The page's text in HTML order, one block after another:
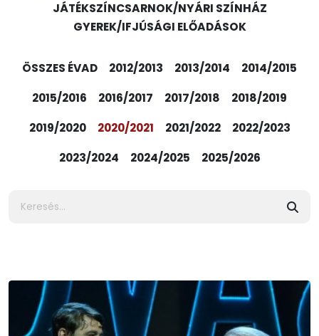
JÁTÉKSZÍNCSARNOK/NYÁRI SZÍNHÁZ
GYEREK/IFJÚSÁGI ELŐADÁSOK
ÖSSZES ÉVAD 2012/2013 2013/2014
2014/2015
2015/2016
2016/2017 2017/2018
2018/2019
2019/2020
2020/2021 2021/2022
2022/2023
2023/2024
2024/2025 2025/2026